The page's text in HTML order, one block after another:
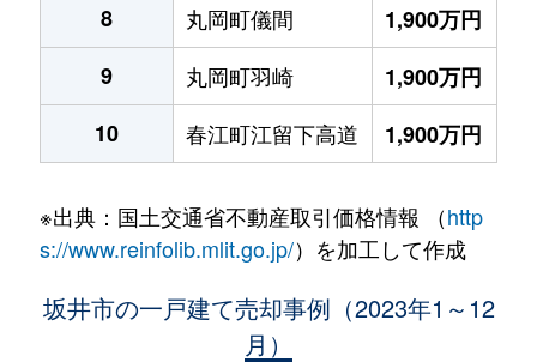
8
丸岡町儀間
1,900万円
9
丸岡町羽崎
1,900万円
10
春江町江留下高道 1,900万円
※出典：国土交通省不動産取引価格情報 （http
s://www.reinfolib.mlit.go.jp/）を加工して作成
坂井市の一戸建て売却事例（2023年1～12
月）